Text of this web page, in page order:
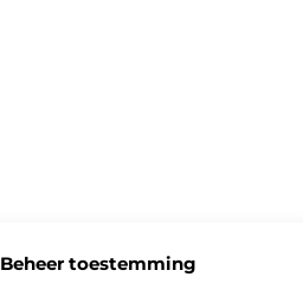
Beheer toestemming